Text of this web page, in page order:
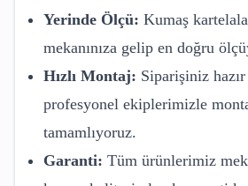
Yerinde Ölçü: Kumaş
mekanınıza gelip en doğru
Hızlı Montaj: Siparişiniz
profesyonel ekiplerimizle
tamamlıyoruz.
Garanti: Tüm ürünlerimiz